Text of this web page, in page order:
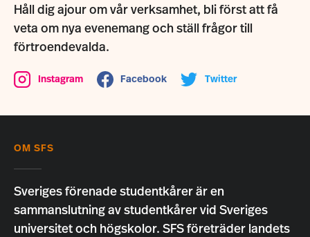
Håll dig ajour om vår verksamhet, bli först att få
veta om nya evenemang och ställ frågor till
förtroendevalda.
Instagram Facebook Twitter
OM SFS
Sveriges förenade studentkårer är en
sammanslutning av studentkårer vid Sveriges
universitet och högskolor. SFS företräder landets